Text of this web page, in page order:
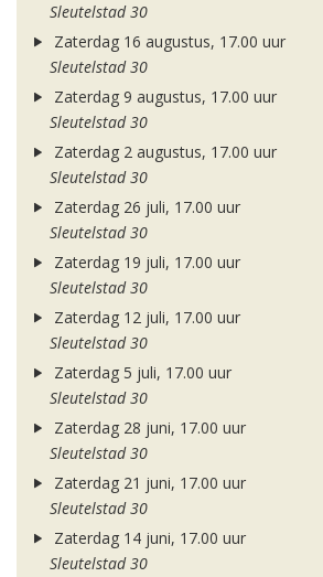
Sleutelstad 30
Zaterdag 16 augustus, 17.00 uur
Sleutelstad 30
Zaterdag 9 augustus, 17.00 uur
Sleutelstad 30
Zaterdag 2 augustus, 17.00 uur
Sleutelstad 30
Zaterdag 26 juli, 17.00 uur
Sleutelstad 30
Zaterdag 19 juli, 17.00 uur
Sleutelstad 30
Zaterdag 12 juli, 17.00 uur
Sleutelstad 30
Zaterdag 5 juli, 17.00 uur
Sleutelstad 30
Zaterdag 28 juni, 17.00 uur
Sleutelstad 30
Zaterdag 21 juni, 17.00 uur
Sleutelstad 30
Zaterdag 14 juni, 17.00 uur
Sleutelstad 30